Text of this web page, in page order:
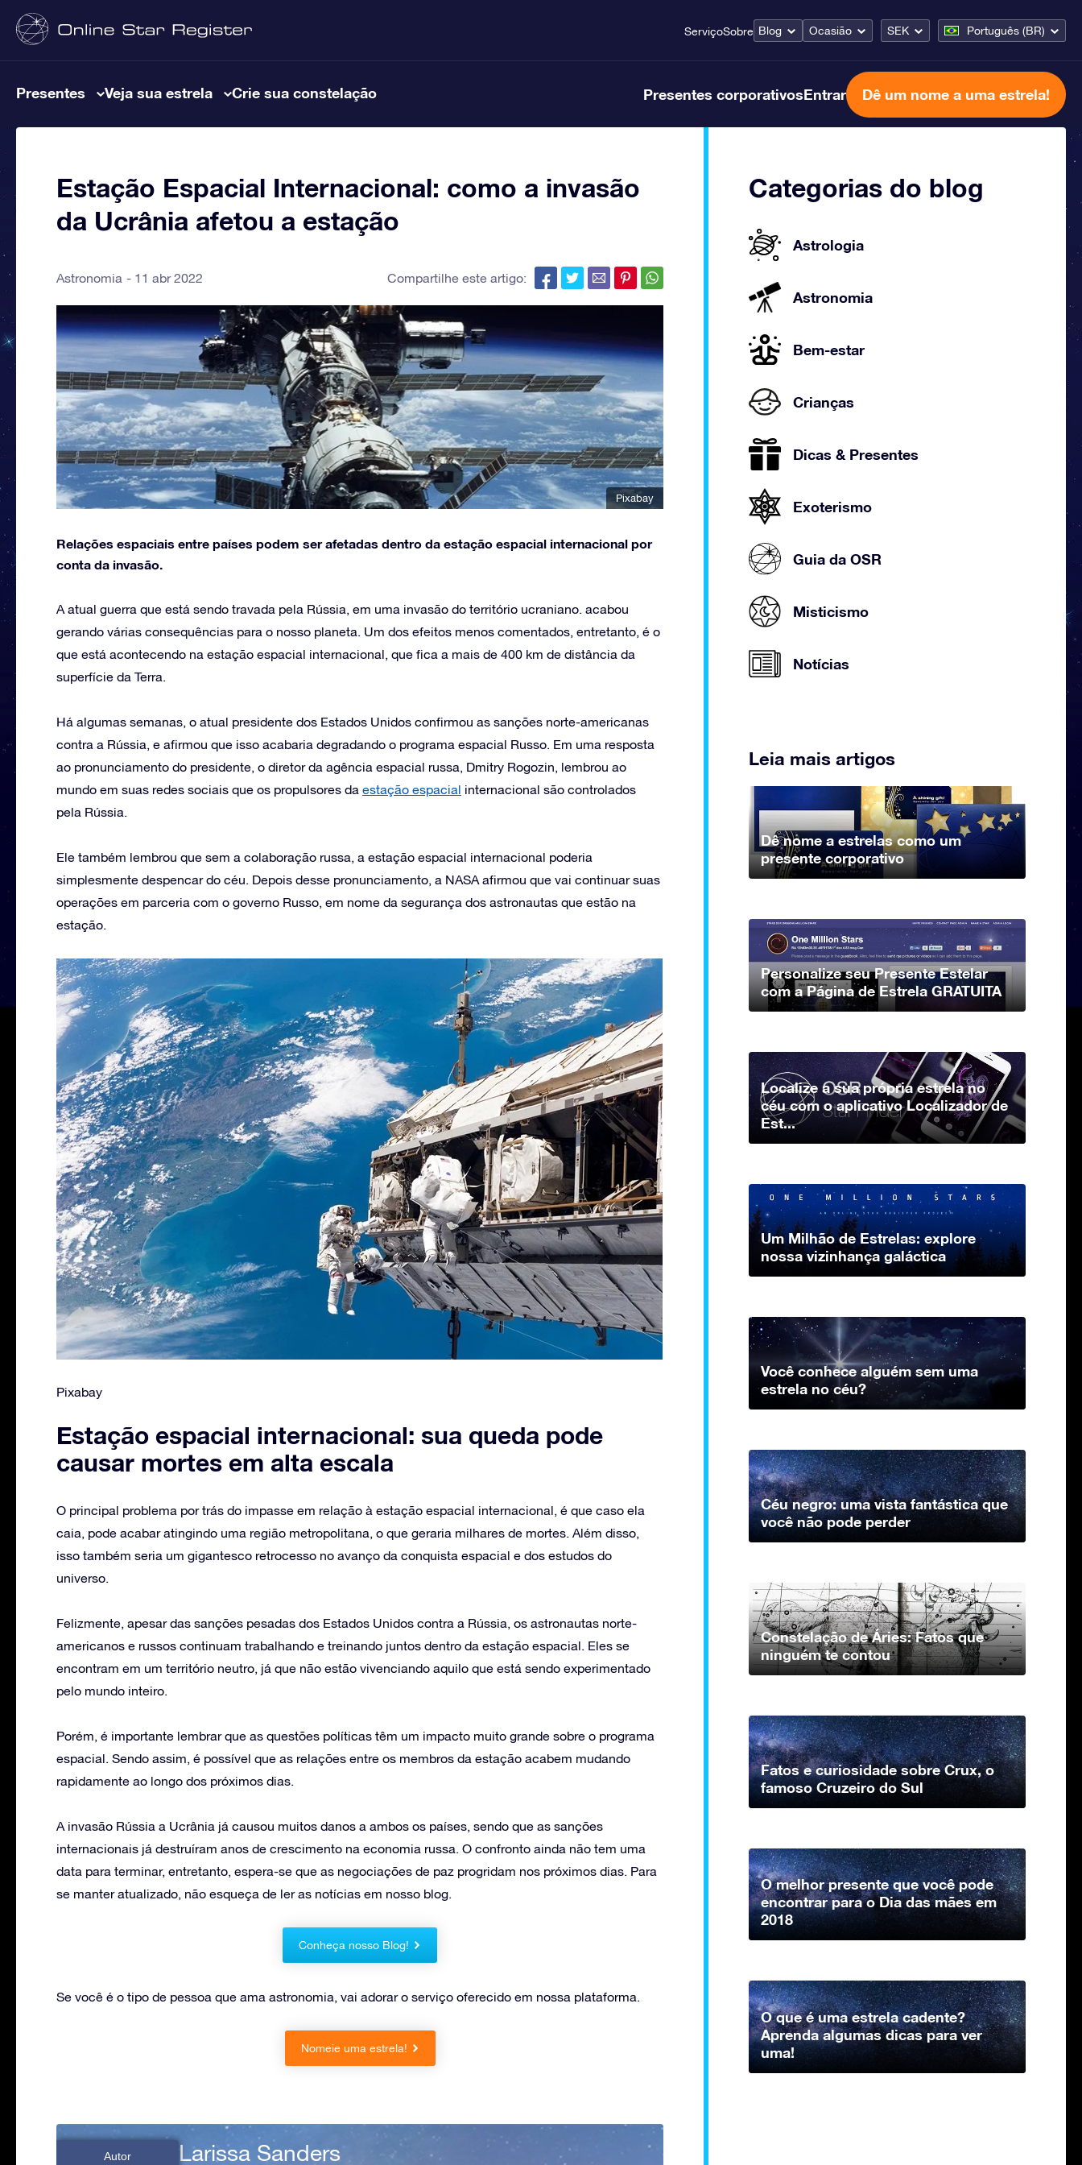
ServiçoSobre Blog Ocasião SEK Português (BR)
Presentes Veja sua estrela Crie sua constelação Presentes corporativosEntrar Dê um nome a uma estrela!
Estação Espacial Internacional: como a invasão
da Ucrânia afetou a estação
Astronomia 11 abr 2022 Compartilhe este artigo:
Pixabay
Relações espaciais entre países podem ser afetadas dentro da estação espacial internacional por
conta da invasão.
A atual guerra que está sendo travada pela Rússia, em uma invasão do território ucraniano. acabou
gerando várias consequências para o nosso planeta. Um dos efeitos menos comentados, entretanto, é o
que está acontecendo na estação espacial internacional, que fica a mais de 400 km de distância da
superfície da Terra.
Há algumas semanas, o atual presidente dos Estados Unidos confirmou as sanções norte-americanas
contra a Rússia, e afirmou que isso acabaria degradando o programa espacial Russo. Em uma resposta
ao pronunciamento do presidente, o diretor da agência espacial russa, Dmitry Rogozin, lembrou ao
mundo em suas redes sociais que os propulsores da estação espacial internacional são controlados
pela Rússia.
Ele também lembrou que sem a colaboração russa, a estação espacial internacional poderia
simplesmente despencar do céu. Depois desse pronunciamento, a NASA afirmou que vai continuar suas
operações em parceria com o governo Russo, em nome da segurança dos astronautas que estão na
estação.
Pixabay
Estação espacial internacional: sua queda pode
causar mortes em alta escala
O principal problema por trás do impasse em relação à estação espacial internacional, é que caso ela
caia, pode acabar atingindo uma região metropolitana, o que geraria milhares de mortes. Além disso,
isso também seria um gigantesco retrocesso no avanço da conquista espacial e dos estudos do
universo.
Felizmente, apesar das sanções pesadas dos Estados Unidos contra a Rússia, os astronautas norte-
americanos e russos continuam trabalhando e treinando juntos dentro da estação espacial. Eles se
encontram em um território neutro, já que não estão vivenciando aquilo que está sendo experimentado
pelo mundo inteiro.
Porém, é importante lembrar que as questões políticas têm um impacto muito grande sobre o programa
espacial. Sendo assim, é possível que as relações entre os membros da estação acabem mudando
rapidamente ao longo dos próximos dias.
A invasão Rússia a Ucrânia já causou muitos danos a ambos os países, sendo que as sanções
internacionais já destruíram anos de crescimento na economia russa. O confronto ainda não tem uma
data para terminar, entretanto, espera-se que as negociações de paz progridam nos próximos dias. Para
se manter atualizado, não esqueça de ler as notícias em nosso blog.
Conheça nosso Blog!
Se você é o tipo de pessoa que ama astronomia, vai adorar o serviço oferecido em nossa plataforma.
Nomeie uma estrela!
Autor Larissa Sanders
Categorias do blog
Astrologia
Astronomia
Bem-estar
Crianças
Dicas & Presentes
Exoterismo
Guia da OSR
Misticismo
Notícias
Leia mais artigos
Dê nome a estrelas como um
presente corporativo
Personalize seu Presente Estelar
com a Página de Estrela GRATUITA
Localize a sua própria estrela no
céu com o aplicativo Localizador de
Est...
Um Milhão de Estrelas: explore
nossa vizinhança galáctica
Você conhece alguém sem uma
estrela no céu?
Céu negro: uma vista fantástica que
você não pode perder
Constelação de Áries: Fatos que
ninguém te contou
Fatos e curiosidade sobre Crux, o
famoso Cruzeiro do Sul
O melhor presente que você pode
encontrar para o Dia das mães em
2018
O que é uma estrela cadente?
Aprenda algumas dicas para ver
uma!